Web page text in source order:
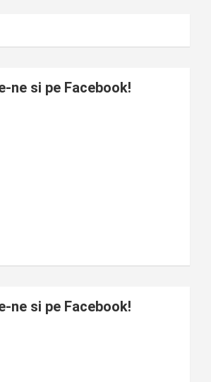
ne si pe Facebook!
ne si pe Facebook!